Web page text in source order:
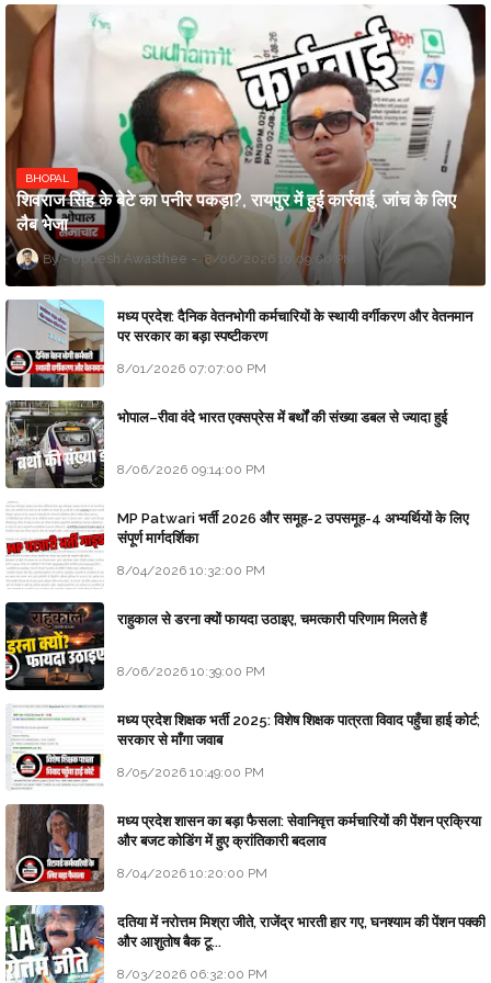
BHOPAL
शिवराज सिंह के बेटे का पनीर पकड़ा?, रायपुर में हुई कार्रवाई, जांच के लिए
लैब भेजा
Updesh Awasthee 8/06/2026 10:09:00 PM
मध्य प्रदेश: दैनिक वेतनभोगी कर्मचारियों के स्थायी वर्गीकरण और वेतनमान
पर सरकार का बड़ा स्पष्टीकरण
8/01/2026 07:07:00 PM
भोपाल–रीवा वंदे भारत एक्सप्रेस में बर्थों की संख्या डबल से ज्यादा हुई
8/06/2026 09:14:00 PM
MP Patwari भर्ती 2026 और समूह-2 उपसमूह-4 अभ्यर्थियों के लिए
संपूर्ण मार्गदर्शिका
8/04/2026 10:32:00 PM
राहुकाल से डरना क्यों फायदा उठाइए, चमत्कारी परिणाम मिलते हैं
8/06/2026 10:39:00 PM
मध्य प्रदेश शिक्षक भर्ती 2025: विशेष शिक्षक पात्रता विवाद पहुँचा हाई कोर्ट;
सरकार से माँगा जवाब
8/05/2026 10:49:00 PM
मध्य प्रदेश शासन का बड़ा फैसला: सेवानिवृत्त कर्मचारियों की पेंशन प्रक्रिया
और बजट कोडिंग में हुए क्रांतिकारी बदलाव
8/04/2026 10:20:00 PM
दतिया में नरोत्तम मिश्रा जीते, राजेंद्र भारती हार गए, घनश्याम की पेंशन पक्की
और आशुतोष बैक टू...
8/03/2026 06:32:00 PM